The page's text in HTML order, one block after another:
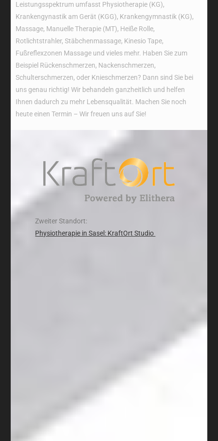
Leistungsspektrum umfasst Physiotherapie (KG),
Krankengynastik am Gerät (KGG), Krankengymnastik (KG),
Massage, Manuelle Therapie (MT), Heiße Rolle,
Rotlichtstrahler, Stäbchenmassage, Kinesio Tape,
Fußreflexzonen Massage und vieles mehr. Haben Sie zum
Beispiel Rückenschmerzen, Nackenschmerzen,
Schulterschmerzen, oder Knieschmerzen? Dann sind Sie bei
uns genau richtig! Wir behandeln ganzheitlich und helfen
Ihnen dadurch zu mehr Lebensqualität. Machen Sie noch
heute einen Termin – Wir freuen uns auf Sie!
Zweiter Standort:
Physiotherapie in Sasel: KraftOrt Studio